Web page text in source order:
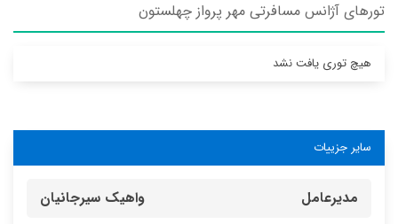
تورهای آژانس مسافرتی مهر پرواز چهلستون
هیچ توری یافت نشد
سایر جزییات
مدیرعامل واهیک سیرجانیان